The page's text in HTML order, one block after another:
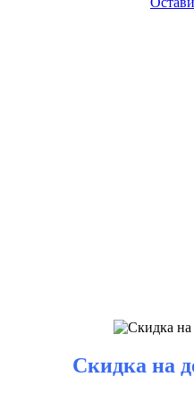
Скидка на